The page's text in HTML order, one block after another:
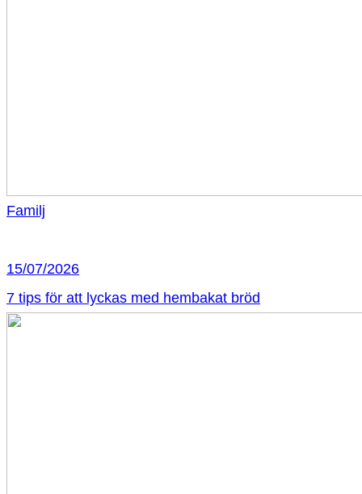
Familj
15/07/2026
7 tips för att lyckas med hembakat bröd